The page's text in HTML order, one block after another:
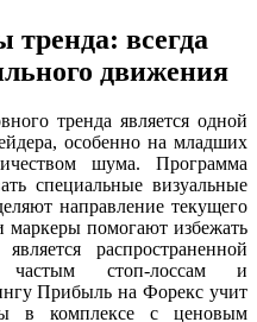
всегда
движения
тренда является одной
особенно на младших
шума. Программа
специальные визуальные
направление текущего
помогают избежать
распространенной
стоп-лоссам и
Прибыль на Форекс учит
в комплексе с ценовым